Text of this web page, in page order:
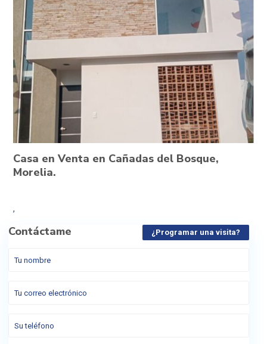
Casa en Venta en Cañadas del Bosque,
Morelia.
,
Contáctame ¿Programar una visita?